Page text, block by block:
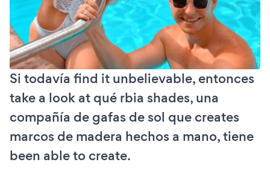
Si todavía find it unbelievable, entonces
take a look at qué rbia shades, una
compañía de gafas de sol que creates
marcos de madera hechos a mano, tiene
been able to create.